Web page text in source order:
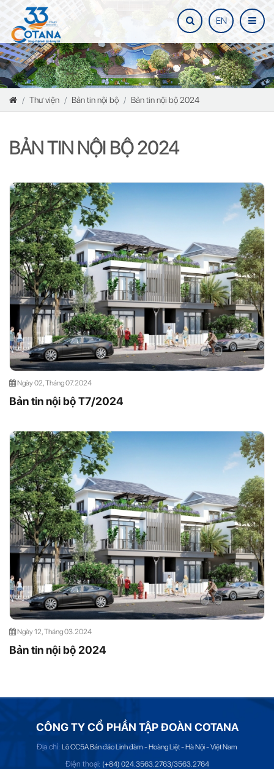
EN
Thư viện Bản tin nội bộ Bản tin nội bộ 2024
BẢN TIN NỘI BỘ 2024
Ngày 02, Tháng 07.2024
Bản tin nội bộ T7/2024
Ngày 12, Tháng 03.2024
Bản tin nội bộ 2024
CÔNG TY CỔ PHẦN TẬP ĐOÀN COTANA
Địa chỉ: Lô CC5A Bán đảo Linh đàm - Hoàng Liệt - Hà Nội - Việt Nam
Điện thoại: (+84) 024.3563.2763/3563.2764